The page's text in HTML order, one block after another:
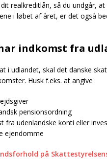
realkreditlån, så du undgår,
i løbet af året, er det også
indkomst fra
i udlandet, skal det danske
Husk f.eks. at angive
pensionsordning
fra udenlandske konti eller
ejendomme
på